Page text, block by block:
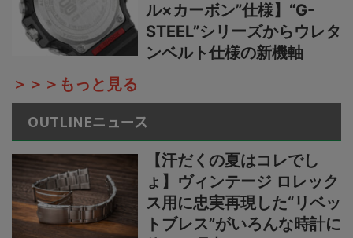
ル×カーボン”仕様】“G-
STEEL”シリーズからウレタ
ンベルト仕様の新機軸
＞＞＞もっと見る
OUTLINEニュース
【汗だくの夏はコレでし
ょ】ヴィンテージ ロレック
ス用に忠実再現した“リベッ
トブレス”がいろんな時計に